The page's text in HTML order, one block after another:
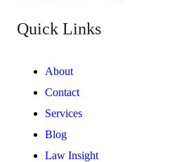
Quick Links
About
Contact
Services
Blog
Law Insight